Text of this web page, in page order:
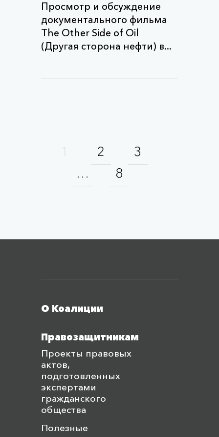
Просмотр и обсуждение
документального фильма
The Other Side of Oil
(Другая сторона нефти) в...
1 2
3
…
8
О Коалиции
Правозащитникам
Проекты правовых
актов,
подготовленных
экспертами
гражданского
общества
Полезные